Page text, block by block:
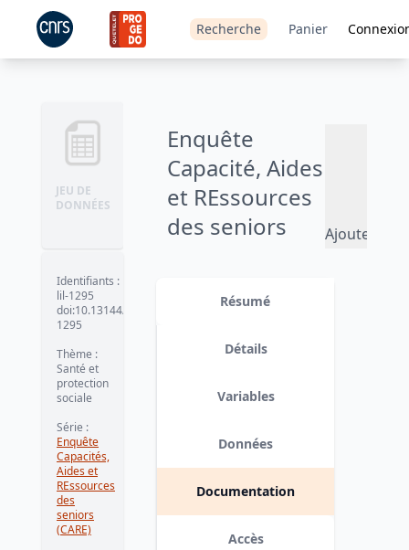
Recherche Panier
JEU DE
DONNÉES
Enquête
Capacité, Aides
et REssources
des seniors
établissements
Ajouter
Version 1 (20/12/2018)
Identifiants :
lil-1295
doi:10.13144/lil-
1295
Thème :
Santé et
protection
sociale
Série :
Enquête
Capacités,
Aides et
REssources
des
seniors
(CARE)
Résumé
Détails
Variables
Données
Documentation
Accès